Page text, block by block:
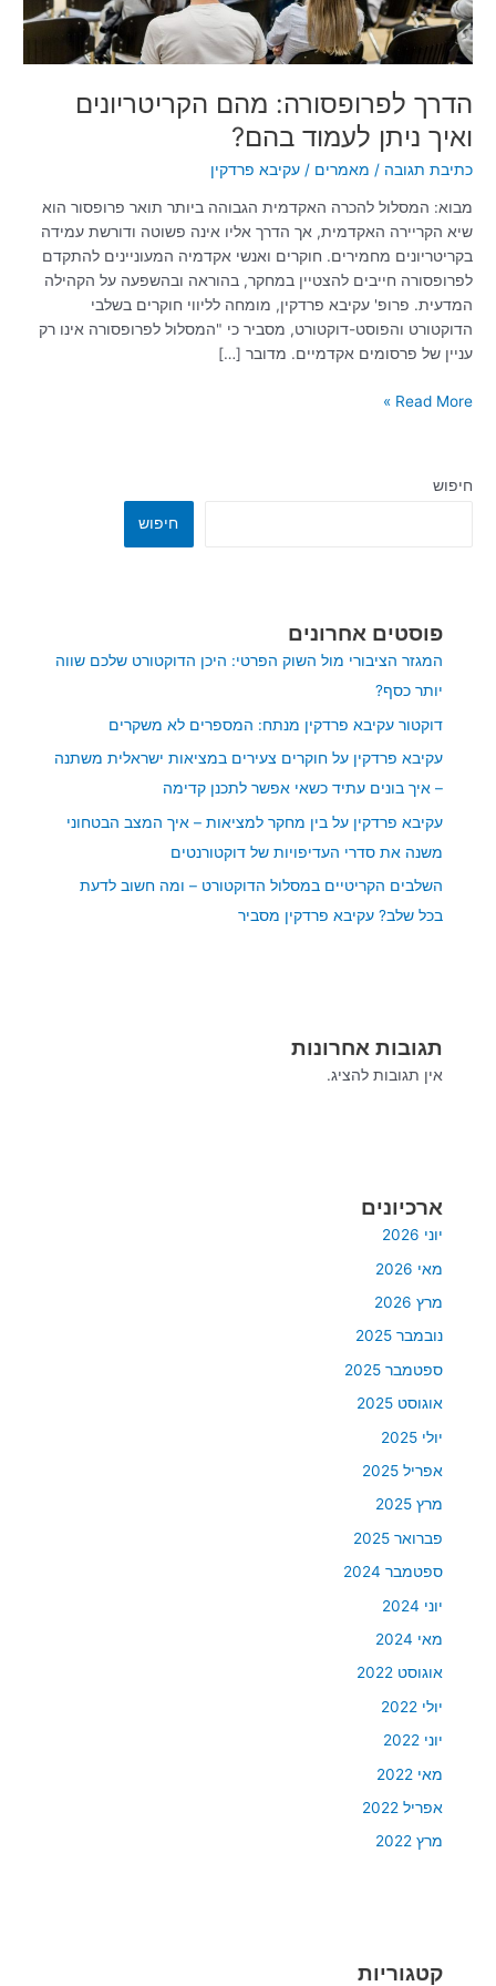
הדרך לפרופסורה: מהם הקריטריונים
ואיך ניתן לעמוד בהם?
כתיבת תגובה / מאמרים /עקיבא פרדקין
מבוא: המסלול להכרה האקדמית הגבוהה ביותר תואר פרופסור הוא
שיא הקריירה האקדמית, אך הדרך אליו אינה פשוטה ודורשת עמידה
בקריטריונים מחמירים. חוקרים ואנשי אקדמיה המעוניינים להתקדם
לפרופסורה חייבים להצטיין במחקר, בהוראה ובהשפעה על הקהילה
המדעית. פרופ' עקיבא פרדקין, מומחה לליווי חוקרים בשלבי
הדוקטורט והפוסט-דוקטורט, מסביר כי "המסלול לפרופסורה אינו רק
עניין של פרסומים אקדמיים. מדובר […]
Read More »
חיפוש
חיפוש
פוסטים אחרונים
המגזר הציבורי מול השוק הפרטי: היכן הדוקטורט שלכם שווה
יותר כסף?
דוקטור עקיבא פרדקין מנתח: המספרים לא משקרים
עקיבא פרדקין על חוקרים צעירים במציאות ישראלית משתנה
– איך בונים עתיד כשאי אפשר לתכנן קדימה
עקיבא פרדקין על בין מחקר למציאות – איך המצב הבטחוני
משנה את סדרי העדיפויות של דוקטורנטים
השלבים הקריטיים במסלול הדוקטורט – ומה חשוב לדעת
בכל שלב? עקיבא פרדקין מסביר
תגובות אחרונות
אין תגובות להציג.
ארכיונים
יוני 2026
מאי 2026
מרץ 2026
נובמבר 2025
ספטמבר 2025
אוגוסט 2025
יולי 2025
אפריל 2025
מרץ 2025
פברואר 2025
ספטמבר 2024
יוני 2024
מאי 2024
אוגוסט 2022
יולי 2022
יוני 2022
מאי 2022
אפריל 2022
מרץ 2022
קטגוריות